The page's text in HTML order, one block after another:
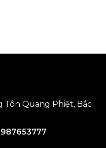
Tôn Quang Phiệt, Bắc